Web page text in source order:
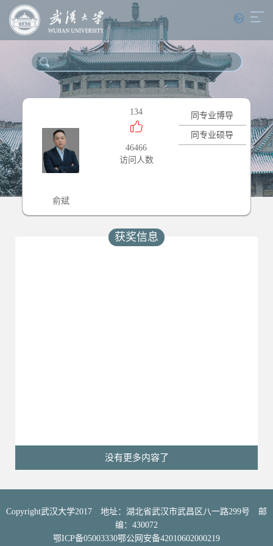
俞斌
134
46466
访问人数
同专业博导
同专业硕导
获奖信息
没有更多内容了
Copyright武汉大学2017 地址：湖北省武汉市武昌区八一路299号 邮
编：430072
鄂ICP备05003330鄂公网安备42010602000219